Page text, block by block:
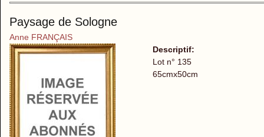
Paysage de Sologne
Anne FRANÇAIS
Descriptif:
Lot n° 135
65cmx50cm